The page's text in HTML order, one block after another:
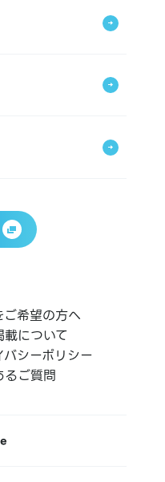
ご希望の方へ
載について
バシーポリシー
るご質問